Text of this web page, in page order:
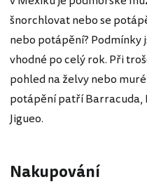
šnorchlovat nebo se
nebo potápění?
vhodné po celý rok. Při
pohled na želvy nebo
potápění patří Barracuda,
Jigueo.
Nakupování